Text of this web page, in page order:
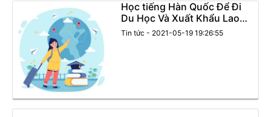
Học tiếng Hàn Quốc Để Đi
Du Học Và Xuất Khẩu Lao
Động
Tin tức - 2021-05-19 19:26:55